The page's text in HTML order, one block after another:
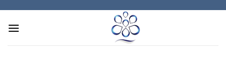
content